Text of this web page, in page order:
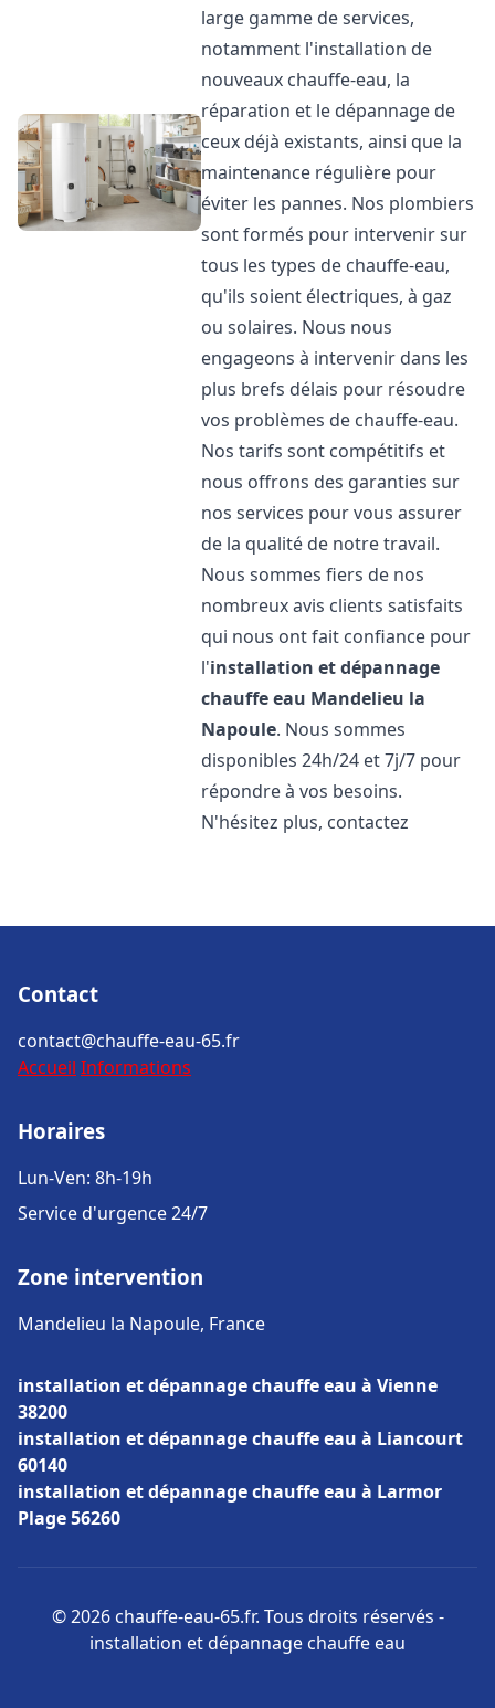
large gamme de services,
notamment l'installation de
nouveaux chauffe-eau, la
réparation et le dépannage de
ceux déjà existants, ainsi que la
maintenance régulière pour
éviter les pannes. Nos plombiers
sont formés pour intervenir sur
tous les types de chauffe-eau,
qu'ils soient électriques, à gaz
ou solaires. Nous nous
engageons à intervenir dans les
plus brefs délais pour résoudre
vos problèmes de chauffe-eau.
Nos tarifs sont compétitifs et
nous offrons des garanties sur
nos services pour vous assurer
de la qualité de notre travail.
Nous sommes fiers de nos
nombreux avis clients satisfaits
qui nous ont fait confiance pour
l'installation et dépannage
chauffe eau Mandelieu la
Napoule. Nous sommes
disponibles 24h/24 et 7j/7 pour
répondre à vos besoins.
N'hésitez plus, contactez
Contact
contact@chauffe-eau-65.fr
Accueil Informations
Horaires
Lun-Ven: 8h-19h
Service d'urgence 24/7
Zone intervention
Mandelieu la Napoule, France
installation et dépannage chauffe eau à Vienne
38200
installation et dépannage chauffe eau à Liancourt
60140
installation et dépannage chauffe eau à Larmor
Plage 56260
© 2026 chauffe-eau-65.fr. Tous droits réservés -
installation et dépannage chauffe eau